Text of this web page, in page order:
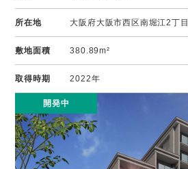
所在地 大阪府大阪市西区南堀江2丁目
敷地面積 380.89m²
取得時期 2022年
開発中